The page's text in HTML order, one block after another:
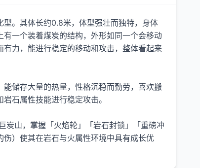
。其体长约0.8米，体型强壮而独特，身体
一个装着煤炭的结构，外形如同一个会移动
力，能进行稳定的移动和攻击，整体看起来
储存大量的热量，性格沉稳而勤劳，喜欢搬
石属性技能进行稳定攻击。
炭山，掌握「火焰轮」「岩石封锁」「重磅冲
）使其在岩石与火属性环境中具有成长优